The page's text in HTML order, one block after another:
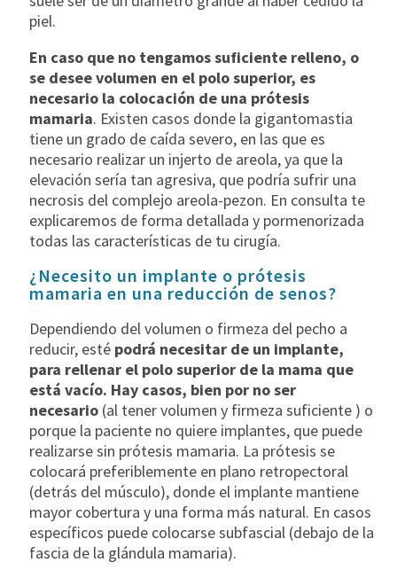
piel.
En caso que no tengamos suficiente relleno, o
se desee volumen en el polo superior, es
necesario la colocación de una prótesis
mamaria. Existen casos donde la gigantomastia
tiene un grado de caída severo, en las que es
necesario realizar un injerto de areola, ya que la
elevación sería tan agresiva, que podría sufrir una
necrosis del complejo areola-pezon. En consulta te
explicaremos de forma detallada y pormenorizada
todas las características de tu cirugía.
¿Necesito un implante o prótesis
mamaria en una reducción de senos?
Dependiendo del volumen o firmeza del pecho a
reducir, esté podrá necesitar de un implante,
para rellenar el polo superior de la mama que
está vacío. Hay casos, bien por no ser
necesario (al tener volumen y firmeza suficiente ) o
porque la paciente no quiere implantes, que puede
realizarse sin prótesis mamaria. La prótesis se
colocará preferiblemente en plano retropectoral
(detrás del músculo), donde el implante mantiene
mayor cobertura y una forma más natural. En casos
específicos puede colocarse subfascial (debajo de la
fascia de la glándula mamaria).